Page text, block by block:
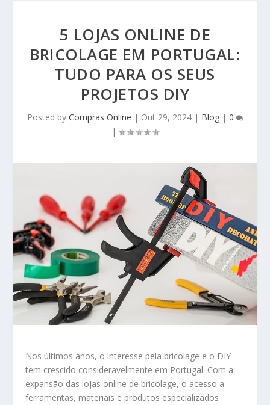
5 LOJAS ONLINE DE
BRICOLAGE EM PORTUGAL:
TUDO PARA OS SEUS
PROJETOS DIY
Posted by Compras Online | Out 29, 2024| Blog| 0
|
Nos últimos anos, o interesse pela bricolage e o DIY
tem crescido consideravelmente em Portugal. Com a
expansão das lojas online de bricolage, o acesso a
ferramentas, materiais e produtos especializados